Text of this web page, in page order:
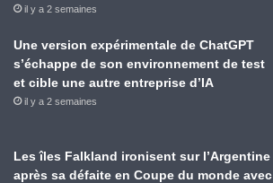
il y a 2 semaines
Une version expérimentale de ChatGPT
s’échappe de son environnement de test
et cible une autre entreprise d’IA
il y a 2 semaines
Les îles Falkland ironisent sur l’Argentine
après sa défaite en Coupe du monde avec